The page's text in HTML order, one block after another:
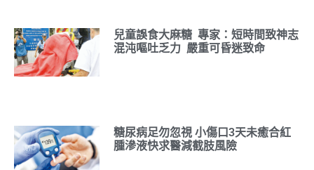
兒童誤食大麻糖 專家：短時間致神志
混沌嘔吐乏力 嚴重可昏迷致命
糖尿病足勿忽視 小傷口3天未癒合紅
腫滲液快求醫減截肢風險